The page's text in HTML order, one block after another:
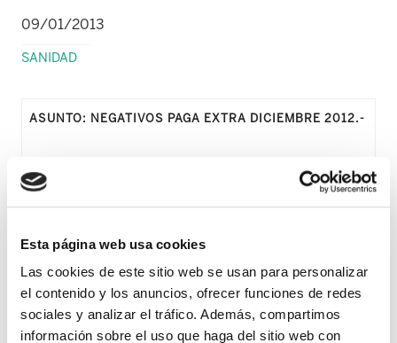
Esta página web usa cookies
Las cookies de este sitio web se usan para personalizar
el contenido y los anuncios, ofrecer funciones de redes
sociales y analizar el tráfico. Además, compartimos
información sobre el uso que haga del sitio web con
09/01/2013
SANIDAD
ASUNTO: NEGATIVOS PAGA EXTRA DICIEMBRE 2012.-
OPORTUNO CONOCIMIENTO, INFORMACIÓN DE LA
OSAKIDETZA-SERVICIO VASCO DE SALUD SOBRE EL
ATENTAMENTE,